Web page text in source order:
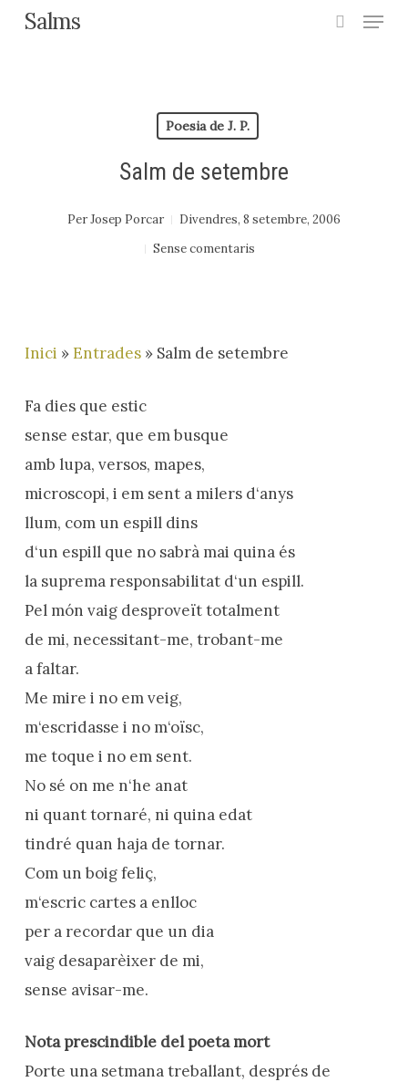
SkipSalms Menu
Poesia de J. P.
Salm de setembre
PerJosep Porcar
Divendres, 8 setembre, 2006
Sense comentaris
Inici »Entrades» Salm de setembre
Fa dies que estic
sense estar, que em busque
amb lupa, versos, mapes,
microscopi, i em sent a milers d‘anys
llum, com un espill dins
d‘un espill que no sabrà mai quina és
la suprema responsabilitat d‘un espill.
Pel món vaig desproveït totalment
de mi, necessitant-me, trobant-me
a faltar.
Me mire i no em veig,
m‘escridasse i no m‘oïsc,
me toque i no em sent.
No sé on me n‘he anat
ni quant tornaré, ni quina edat
tindré quan haja de tornar.
Com un boig feliç,
m‘escric cartes a enlloc
per a recordar que un dia
vaig desaparèixer de mi,
sense avisar-me.
Nota prescindible del poeta mort
Porte una setmana treballant, després de